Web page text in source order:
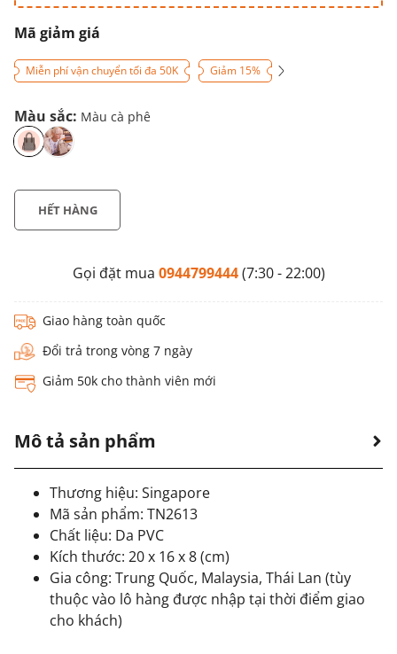
Mã giảm giá
Miễn phí vận chuyển tối đa 50K Giảm 15%
Màu sắc: Màu cà phê
HẾT HÀNG
Gọi đặt mua 0944799444(7:30 - 22:00)
Giao hàng toàn quốc
Đổi trả trong vòng 7 ngày
Giảm 50k cho thành viên mới
Mô tả sản phẩm
Thương hiệu: Singapore
Mã sản phẩm: TN2613
Chất liệu: Da PVC
Kích thước: 20 x 16 x 8 (cm)
Gia công: Trung Quốc, Malaysia, Thái Lan (tùy
thuộc vào lô hàng được nhập tại thời điểm giao
cho khách)